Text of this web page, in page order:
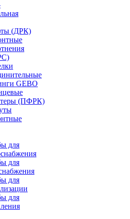
(ДРК)
GEBO
(ПФРК)
для
для
для
для